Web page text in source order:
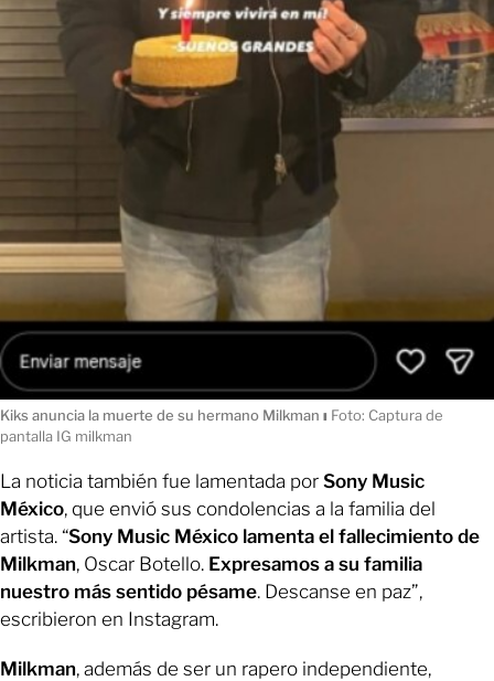
Kiks anuncia la muerte de su hermano Milkman ı Foto: Captura de
pantalla IG milkman
La noticia también fue lamentada por Sony Music
México, que envió sus condolencias a la familia del
artista. “Sony Music México lamenta el fallecimiento de
Milkman, Oscar Botello. Expresamos a su familia
nuestro más sentido pésame. Descanse en paz”,
escribieron en Instagram.
Milkman, además de ser un rapero independiente,